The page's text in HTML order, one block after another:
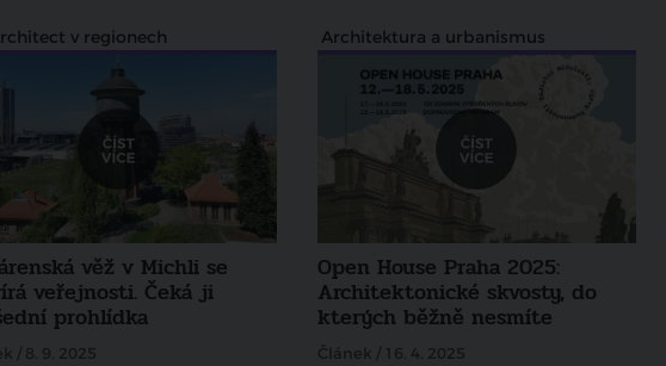
v regionech
věž v Michli se
veřejnosti. Čeká ji
prohlídka
/ 8. 9. 2025
Architektura a urbanismus
Open House Praha 2025:
Architektonické skvosty, do
kterých běžně nesmíte
Článek / 16. 4. 2025